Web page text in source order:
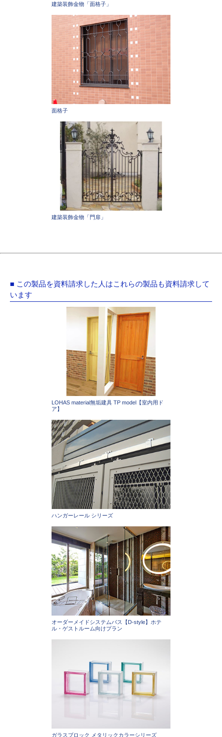
建築装飾金物「面格子」
面格子
建築装飾金物「門扉」
■ この製品を資料請求した人はこれらの製品も資料請求して
います
LOHAS material無垢建具 TP model【室内用ド
ア】
ハンガーレール シリーズ
オーダーメイドシステムバス【D-style】ホテ
ル・ゲストルーム向けプラン
ガラスブロック メタリックカラーシリーズ